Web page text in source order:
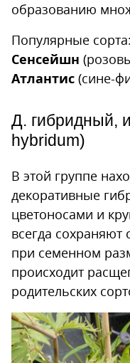
образованию
Популярные сорта:
Сенсейшн
Атлантис (сине-
Д. гибридный,
hybridum)
В этой группе
декоративные
цветоносами и
всегда сохраняют
при семенном
происходит
родительских